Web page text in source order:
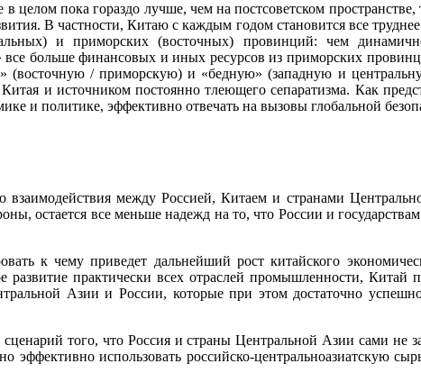
целом пока гораздо лучше, чем на постсоветском
В частности, Китаю с каждым годом становится все
и приморских (восточных) провинций: чем
больше финансовых и иных ресурсов из приморских
(восточную / приморскую) и «бедную» (западную и
и источником постоянно тлеющего сепаратизма. Как
и политике, эффективно отвечать на вызовы глобальной
взаимодействия между Россией, Китаем и странами
остается все меньше надежд на то, что России и
к чему приведет дальнейший рост китайского
практически всех отраслей промышленности,
Азии и России, которые при этом достаточно
того, что Россия и страны Центральной Азии сами не
эффективно использовать российско-центральноазиатскую